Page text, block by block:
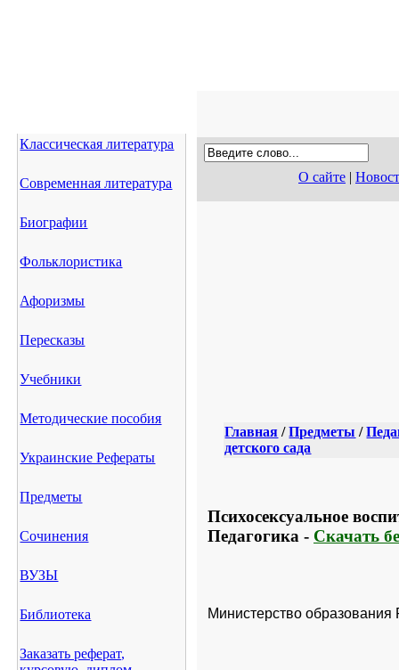
Классическая литература
Современная литература
Биографии
Фольклористика
Афоризмы
Пересказы
Учебники
Методические пособия
Украинские Рефераты
Предметы
Сочинения
ВУЗЫ
Библиотека
Заказать реферат,
О сайте |
Главная /Предметы /
детского сада
Психосексуальное
Педагогика - Скачать
Министерство